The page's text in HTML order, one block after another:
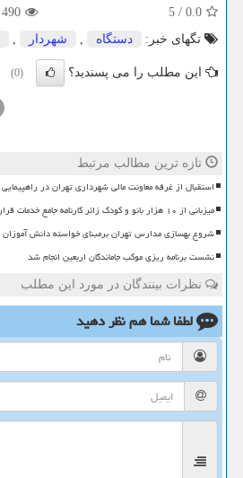
0.0
/
5
490
تگهای خبر:
دستگاه , شهردار ,
این مطلب را می پسندید؟ (0)
تازه ترین مطالب مرتبط
استقبال از غرفه معاونت مالی شهرداری تهران در
میزبانی از ۱۰ هزار بانو و کودک زائر کارنامه جامع خدمات قرارگاه زینبیه
شروع بهسازی مدارس تهران برمبنای خواسته دانش آموزان
نشست برنامه ریزی موکب جاماندگان اربعین انجام شد
نظرات بینندگان در مورد این مطلب
لطفا شما همنظر دهید